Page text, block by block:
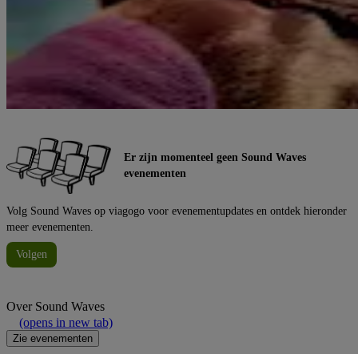
Er zijn momenteel geen Sound Waves
evenementen
Volg Sound Waves op viagogo voor evenementupdates en ontdek hieronder
meer evenementen.
Volgen
OverSound Waves
(opens in new tab)
Zie evenementen